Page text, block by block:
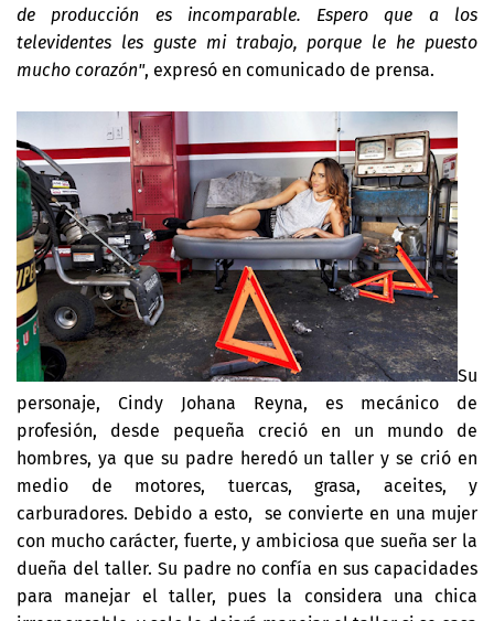
de producción es incomparable. Espero que a los
televidentes les guste mi trabajo, porque le he puesto
mucho corazón", expresó en comunicado de prensa.
Su
personaje, Cindy Johana Reyna, es mecánico de
profesión, desde pequeña creció en un mundo de
hombres, ya que su padre heredó un taller y se crió en
medio de motores, tuercas, grasa, aceites, y
carburadores. Debido a esto, se convierte en una mujer
con mucho carácter, fuerte, y ambiciosa que sueña ser la
dueña del taller. Su padre no confía en sus capacidades
para manejar el taller, pues la considera una chica